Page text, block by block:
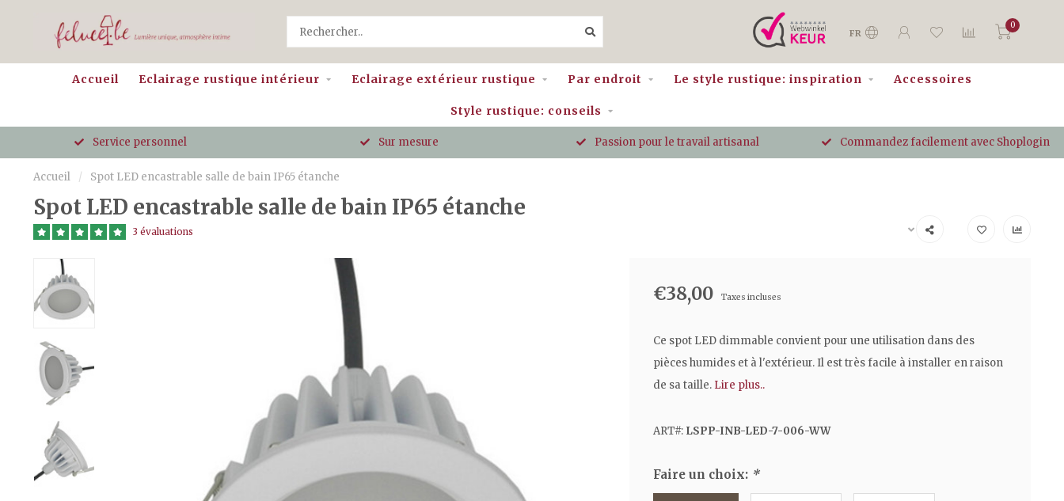
FR
0
Accueil Eclairage rustique intérieur Eclairage extérieur rustique Par endroit Le style rustique: inspiration Accessoires
Style rustique: conseils
Service personnel Sur mesure Passion pour le travail artisanal Commandez facilement avec Shoplogin
Accueil / Spot LED encastrable salle de bain IP65 étanche
Spot LED encastrable salle de bain IP65 étanche
3 évaluations
€38,00 Taxes incluses
Ce spot LED dimmable convient pour une utilisation dans des
pièces humides et à l'extérieur. Il est très facile à installer en raison
de sa taille. Lire plus..
ART#: LSPP-INB-LED-7-006-WW
Faire un choix: *